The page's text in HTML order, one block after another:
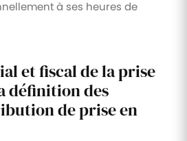
à ses heures de
et fiscal de la prise
définition des
de prise en